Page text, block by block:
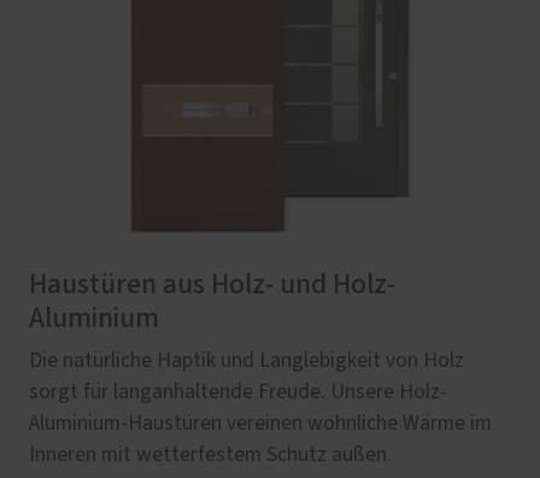
Haustüren aus Holz- und Holz-
Aluminium
Die natürliche Haptik und Langlebigkeit von Holz
sorgt für langanhaltende Freude. Unsere Holz-
Aluminium-Haustüren vereinen wohnliche Wärme im
Inneren mit wetterfestem Schutz außen.